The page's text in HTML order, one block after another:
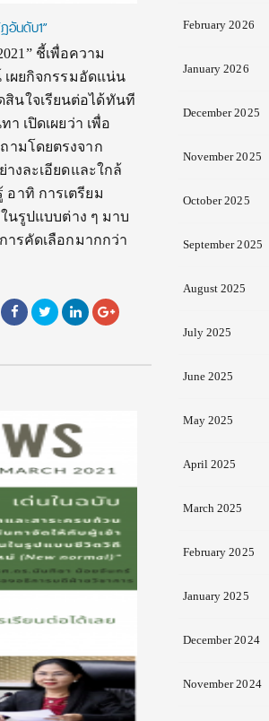
อันดับ1”
ชี้เพื่อความ
เผยกิจกรรมอัดแน่น
นใจเรียนต่อได้ทันที
เปิดเผยว่า เพื่อ
ามโดยตรงจาก
งละเอียดและใกล้
าทิ การเตรียม
นรูปแบบต่าง ๆ มาบ
ารคัดเลือกมากกว่า
February 2026
January 2026
December 2025
November 2025
October 2025
September 2025
August 2025
July 2025
June 2025
May 2025
April 2025
March 2025
February 2025
January 2025
December 2024
November 2024